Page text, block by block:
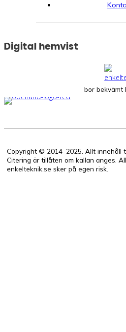
Digital hemvist
bor bekvämt
Copyright © 2014–2025. Allt innehåll
Citering är tillåten om källan anges.
enkelteknik.se sker på egen risk.